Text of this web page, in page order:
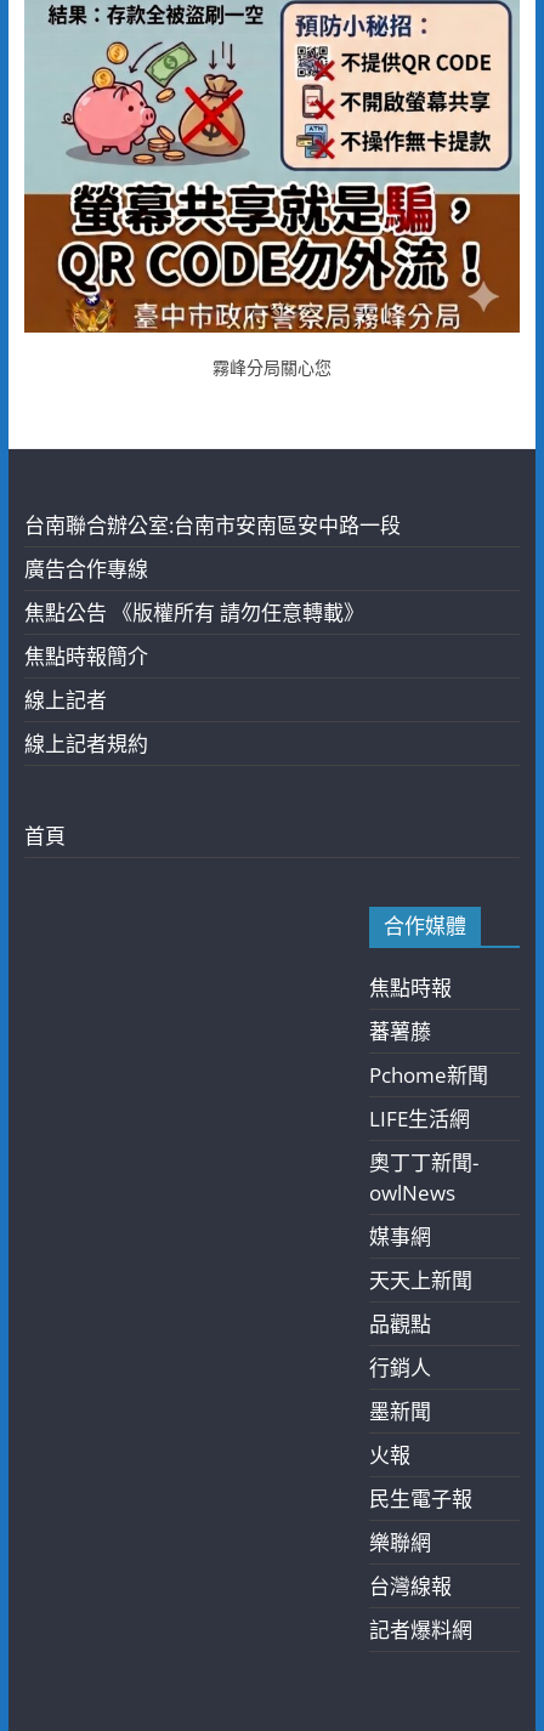
霧峰分局關心您
台南聯合辦公室:台南市安南區安中路一段
廣告合作專線
焦點公告 《版權所有 請勿任意轉載》
焦點時報簡介
線上記者
線上記者規約
首頁
合作媒體
焦點時報
蕃薯藤
Pchome新聞
LIFE生活網
奧丁丁新聞-
owlNews
媒事網
天天上新聞
品觀點
行銷人
墨新聞
火報
民生電子報
樂聯網
台灣線報
記者爆料網